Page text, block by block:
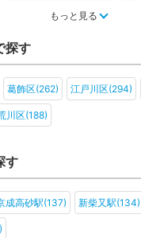
教育(10) 医療・
アミューズメント・レジャー
医療法人(8) ＮＰＯ法人(3)
もっと見る
探す
葛飾区(262) 江戸川区(294)
川区(188)
す
成高砂駅(137) 新柴又駅(134)